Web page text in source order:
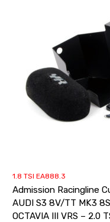
1.8 TSI EA888.3
Admission Racingline
AUDI S3 8V/TT MK3
OCTAVIA III VRS – 2.0